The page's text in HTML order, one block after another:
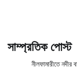
সাম্প্রতিক পোস্ট
নীলফামারীতে নদীর